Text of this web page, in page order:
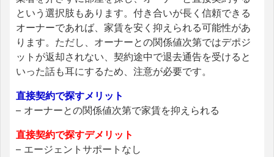
という選択肢もあります。付き合いが長く信頼できる
オーナーであれば、家賃を安く抑えられる可能性があ
ります。ただし、オーナーとの関係値次第ではデポジ
ットが返却されない、契約途中で退去通告を受けると
いった話も耳にするため、注意が必要です。
直接契約で探すメリット
– オーナーとの関係値次第で家賃を抑えられる
直接契約で探すデメリット
– エージェントサポートなし